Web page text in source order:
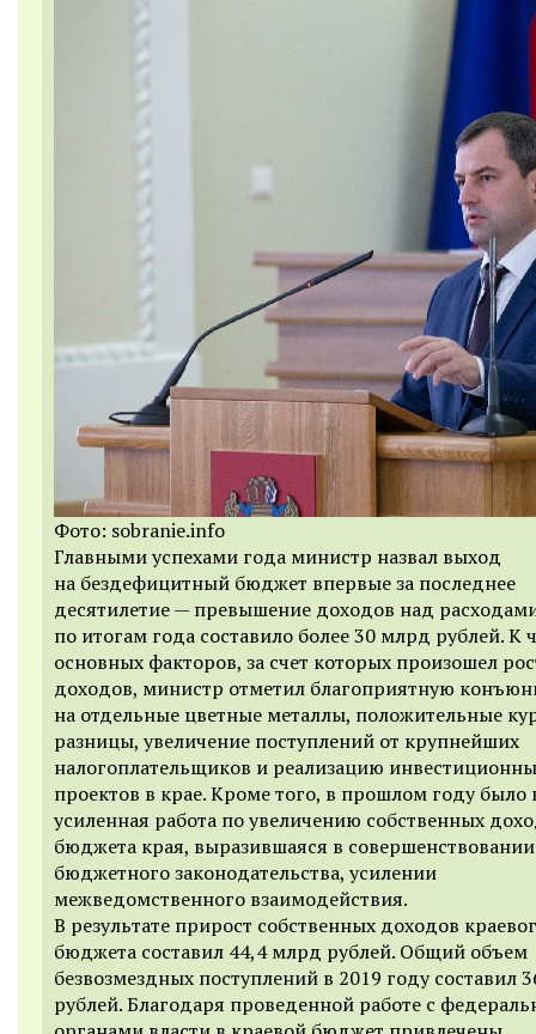
Фото: sobranie.info
Главными успехами года министр назвал выход
на бездефицитный бюджет впервые за последнее
десятилетие — превышение доходов над
по итогам года составило более 30 млрд рублей. К
основных факторов, за счет которых произошел
доходов, министр отметил благоприятную
на отдельные цветные металлы, положительные
разницы, увеличение поступлений от крупнейших
налогоплательщиков и реализацию
проектов в крае. Кроме того, в прошлом году было
усиленная работа по увеличению собственных
бюджета края, выразившаяся в совершенствовании
бюджетного законодательства, усилении
межведомственного взаимодействия.
В результате прирост собственных доходов
бюджета составил 44,4 млрд рублей. Общий объем
безвозмездных поступлений в 2019 году составил
рублей. Благодаря проведенной работе с